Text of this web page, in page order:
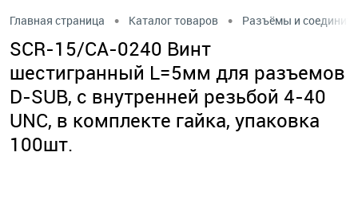
Главная страница • Каталог товаров • Разъёмы и
SCR-15/CA-0240 Винт
шестигранный L=5мм для разъемов
D-SUB, с внутренней резьбой 4-40
UNC, в комплекте гайка, упаковка
100шт.